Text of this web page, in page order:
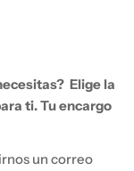
Elige la
ti.Tu encargo
un correo